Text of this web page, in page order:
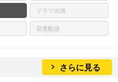
ドラマ出演
音楽配信
さらに見る